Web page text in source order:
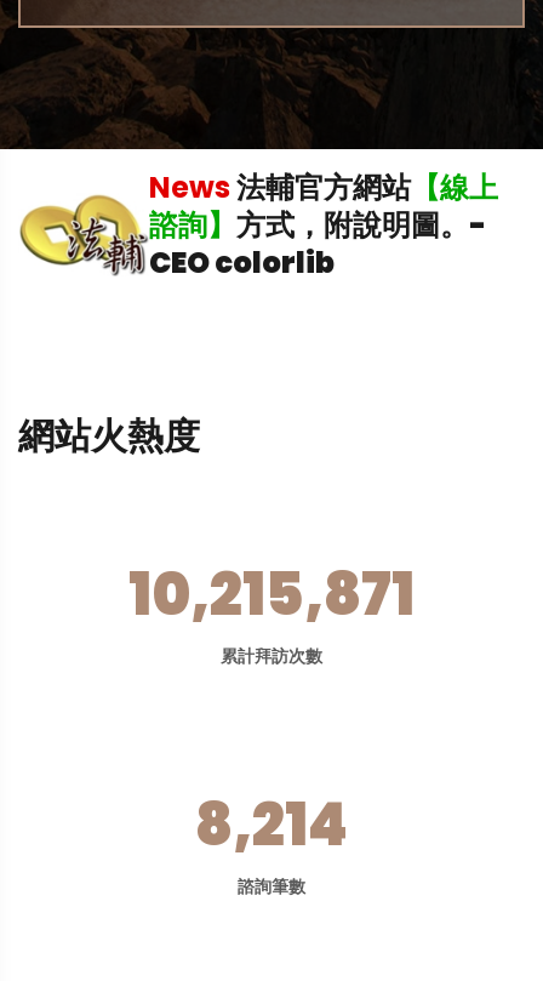
News法輔官方網站【線上
諮詢】 方式，附說明圖。 -
CEO colorlib
網站火熱度
10,215,871
累計拜訪次數
8,214
諮詢筆數